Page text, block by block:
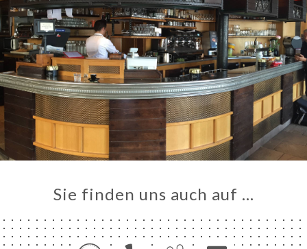
Sie finden uns auch auf …